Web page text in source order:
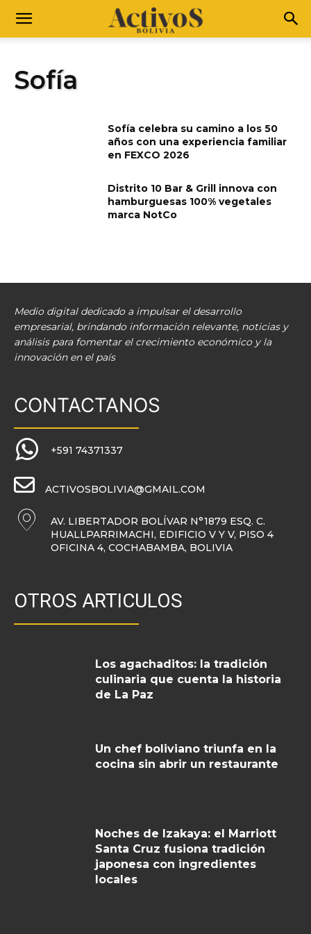
Sofía
Sofía celebra su camino a los 50
años con una experiencia familiar
en FEXCO 2026
Distrito 10 Bar & Grill innova con
hamburguesas 100% vegetales
marca NotCo
Medio digital dedicado a impulsar el desarrollo
empresarial, brindando información relevante, noticias y
análisis para fomentar el crecimiento económico y la
innovación en el país
CONTACTANOS
+591 74371337
ACTIVOSBOLIVIA@GMAIL.COM
AV. LIBERTADOR BOLÍVAR N°1879 ESQ. C.
HUALLPARRIMACHI, EDIFICIO V Y V, PISO 4
OFICINA 4, COCHABAMBA, BOLIVIA
OTROS ARTICULOS
Los agachaditos: la tradición
culinaria que cuenta la historia
de La Paz
Un chef boliviano triunfa en la
cocina sin abrir un restaurante
Noches de Izakaya: el Marriott
Santa Cruz fusiona tradición
japonesa con ingredientes
locales